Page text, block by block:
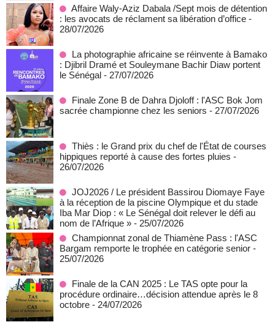
Affaire Waly-Aziz Dabala /Sept mois de détention
: les avocats de réclament sa libération d’office -
28/07/2026
La photographie africaine se réinvente à Bamako
: Djibril Dramé et Souleymane Bachir Diaw portent
le Sénégal - 27/07/2026
Finale Zone B de Dahra Djoloff : l'ASC Bok Jom
sacrée championne chez les seniors - 27/07/2026
Thiès : le Grand prix du chef de l'État de courses
hippiques reporté à cause des fortes pluies -
26/07/2026
JOJ2026 / Le président Bassirou Diomaye Faye
à la réception de la piscine Olympique et du stade
Iba Mar Diop : « Le Sénégal doit relever le défi au
nom de l’Afrique » - 25/07/2026
Championnat zonal de Thiamène Pass : l'ASC
Bargam remporte le trophée en catégorie senior -
25/07/2026
Finale de la CAN 2025 : Le TAS opte pour la
procédure ordinaire…décision attendue après le 8
octobre - 24/07/2026